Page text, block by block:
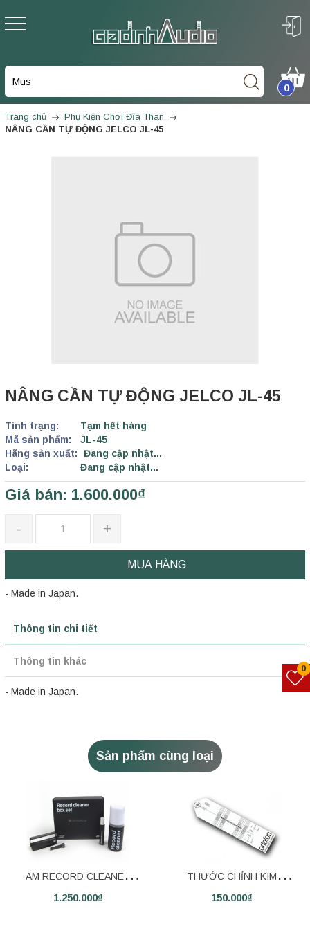
0
Trang chủ
Phụ Kiện Chơi Đĩa Than
NÂNG CẦN TỰ ĐỘNG JELCO JL-45
NÂNG CẦN TỰ ĐỘNG JELCO JL-45
Tình trạng:
Tạm hết hàng
Mã sản phẩm:
JL-45
Hãng sản xuất:
Đang cập nhật...
Loại:
Đang cập nhật...
Giá bán: 1.600.000₫
- +
MUA HÀNG
- Made in Japan.
Thông tin chi tiết
Thông tin khác
- Made in Japan.
Sản phẩm cùng loại
AM RECORD CLEANER
BOX SET
1.250.000₫
THƯỚC CHỈNH KIM
ORTOFON
150.000₫
0